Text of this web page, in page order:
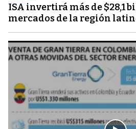
ISA invertirá más de $28,1
mercados de la región